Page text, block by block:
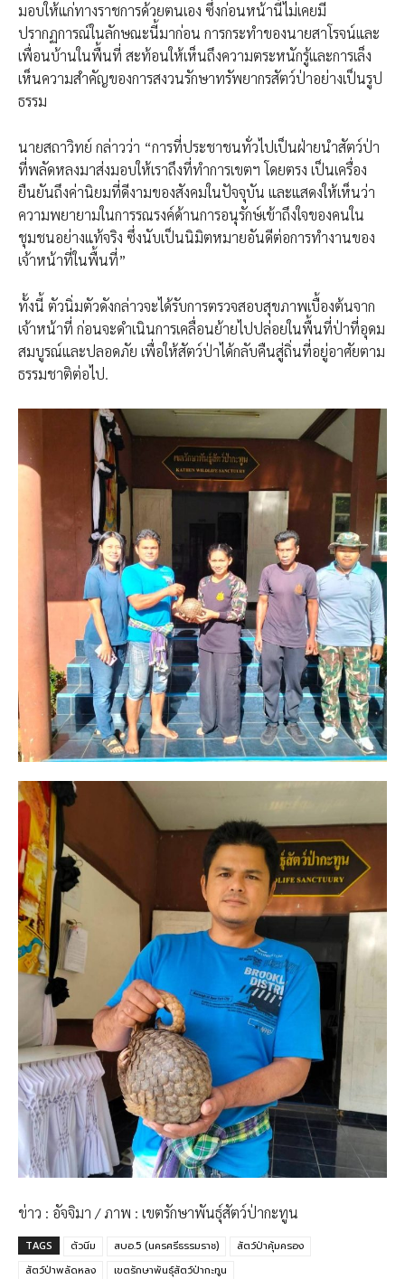
มอบให้แก่ทางราชการด้วยตนเอง ซึ่งก่อนหน้านี้ไม่เคยมี
ปรากฏการณ์ในลักษณะนี้มาก่อน การกระทำของนายสาโรจน์และ
เพื่อนบ้านในพื้นที่ สะท้อนให้เห็นถึงความตระหนักรู้และการเล็ง
เห็นความสำคัญของการสงวนรักษาทรัพยากรสัตว์ป่าอย่างเป็นรูป
ธรรม
นายสถาวิทย์ กล่าวว่า “การที่ประชาชนทั่วไปเป็นฝ่ายนำสัตว์ป่า
ที่พลัดหลงมาส่งมอบให้เราถึงที่ทำการเขตฯ โดยตรง เป็นเครื่อง
ยืนยันถึงค่านิยมที่ดีงามของสังคมในปัจจุบัน และแสดงให้เห็นว่า
ความพยายามในการรณรงค์ด้านการอนุรักษ์เข้าถึงใจของคนใน
ชุมชนอย่างแท้จริง ซึ่งนับเป็นนิมิตหมายอันดีต่อการทำงานของ
เจ้าหน้าที่ในพื้นที่”
​ทั้งนี้ ตัวนิ่มตัวดังกล่าวจะได้รับการตรวจสอบสุขภาพเบื้องต้นจาก
เจ้าหน้าที่ ก่อนจะดำเนินการเคลื่อนย้ายไปปล่อยในพื้นที่ป่าที่อุดม
สมบูรณ์และปลอดภัย เพื่อให้สัตว์ป่าได้กลับคืนสู่ถิ่นที่อยู่อาศัยตาม
ธรรมชาติต่อไป.
ข่าว : อัจจิมา / ภาพ : เขตรักษาพันธุ์สัตว์ป่ากะทูน
TAGS ตัวนิ่ม สบอ.5 (นครศรีธรรมราช)
สัตว์ป่าคุ้มครอง
สัตว์ป่าพลัดหลง
​เขต​รักษา​พันธุ์​สัตว์ป่า​กะทูน